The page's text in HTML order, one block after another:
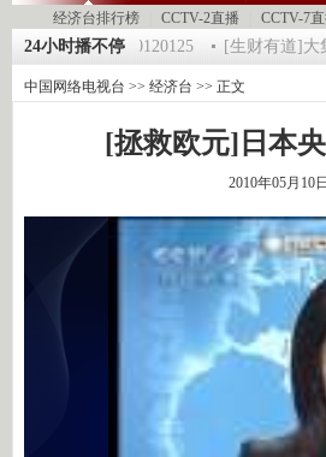
经济台排行榜 CCTV-2直播 CCTV-7
24小时播不停
《第一时间》 20120125 [生财有道]大集
中国网络电视台 >> 经济台 >> 正文
[拯救欧元]日本
2010年05月10